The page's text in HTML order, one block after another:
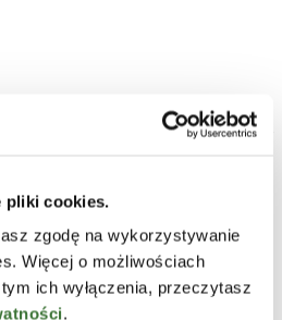
pliki cookies.
zgodę na wykorzystywanie
Więcej o możliwościach
ich wyłączenia, przeczytasz
.
la piel limpia. Evitar el
Cucumis Sativus